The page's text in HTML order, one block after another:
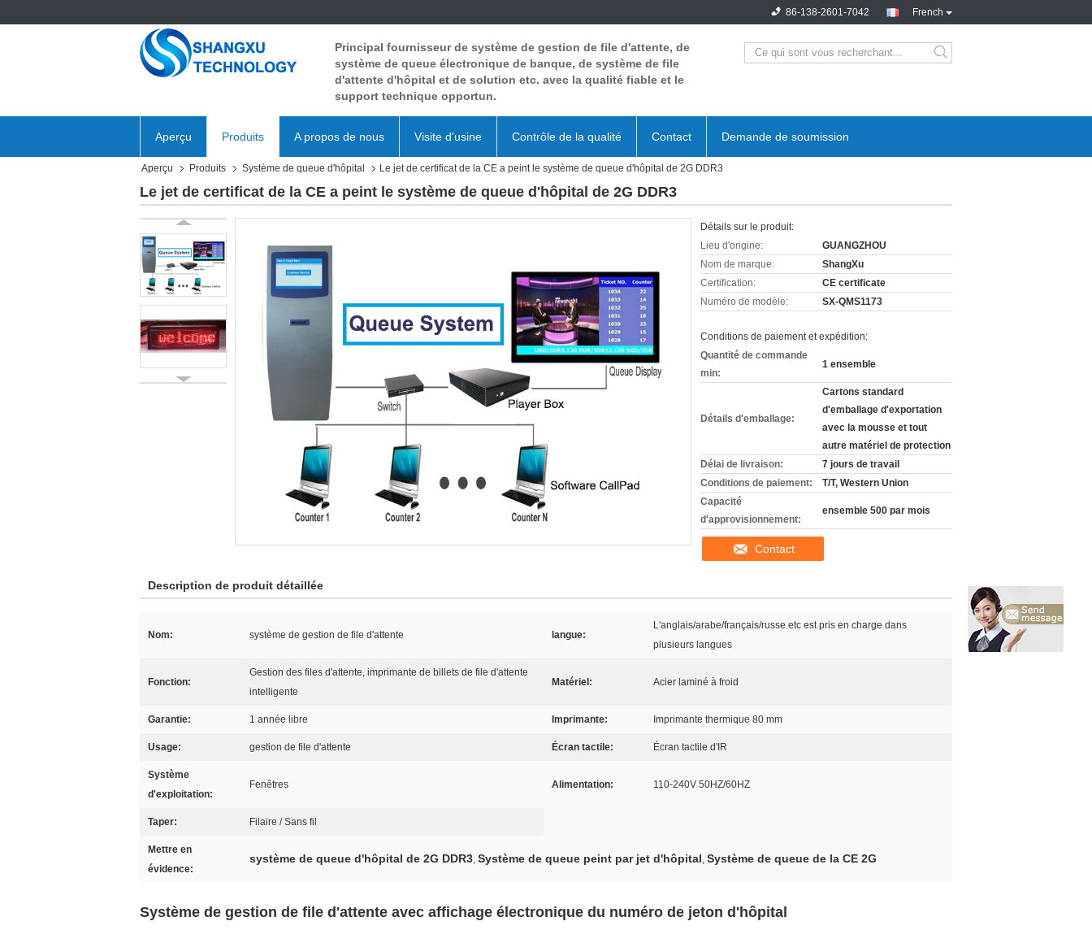
French
86-138-2601-7042
Principal fournisseur de système de gestion de file d'attente, de
système de queue électronique de banque, de système de file
d'attente d'hôpital et de solution etc. avec la qualité fiable et le
support technique opportun.
Aperçu Produits A propos de nous Visite d'usine Contrôle de la qualité Contact Demande de soumission
Aperçu Produits Système de queue d'hôpital Le jet de certificat de la CE a peint le système de queue d'hôpital de 2G DDR3
Le jet de certificat de la CE a peint le système de queue d'hôpital de 2G DDR3
Détails sur le produit:
Lieu d'origine:
GUANGZHOU
Nom de marque:
ShangXu
Certification:
CE certificate
Numéro de modèle:
SX-QMS1173
Conditions de paiement et expédition:
Quantité de commande
min:
1 ensemble
Détails d'emballage:
Cartons standard
d'emballage d'exportation
avec la mousse et tout
autre matériel de protection
Délai de livraison:
7 jours de travail
Conditions de paiement:
T/T, Western Union
Capacité
d'approvisionnement:
ensemble 500 par mois
Contact
Description de produit détaillée
Nom: système de gestion de file d'attente langue:
L'anglais/arabe/français/russe.etc est pris en charge dans
plusieurs langues
Fonction:
Gestion des files d'attente, imprimante de billets de file d'attente
intelligente
Matériel: Acier laminé à froid
Garantie: 1 année libre Imprimante: Imprimante thermique 80 mm
Usage: gestion de file d'attente Écran tactile: Écran tactile d'IR
Système
d'exploitation:
Fenêtres Alimentation: 110-240V 50HZ/60HZ
Taper: Filaire / Sans fil
Mettre en
évidence:
système de queue d'hôpital de 2G DDR3, Système de queue peint par jet d'hôpital, Système de queue de la CE 2G
Système de gestion de file d'attente avec affichage électronique du numéro de jeton d'hôpital